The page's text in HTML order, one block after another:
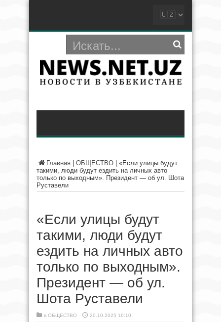
Главная ОБЩЕСТВО
«Если улицы будут
такими, люди будут ездить на личных авто
только по выходным». Президент — об ул. Шота
Руставели
«Если улицы будут
такими, люди будут
ездить на личных авто
только по выходным».
Президент — об ул.
Шота Руставели
в ОБЩЕСТВО 20.10.2025 16:10